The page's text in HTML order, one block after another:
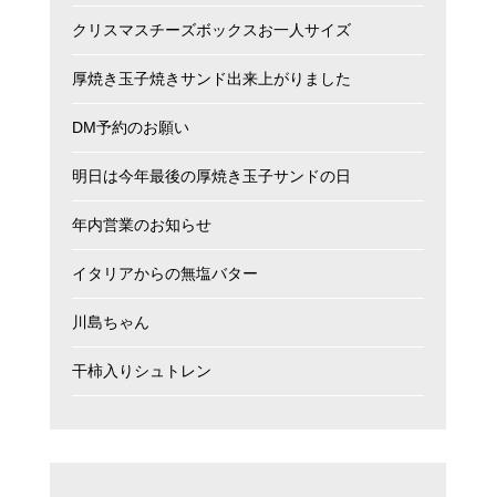
クリスマスチーズボックスお一人サイズ
厚焼き玉子焼きサンド出来上がりました
DM予約のお願い
明日は今年最後の厚焼き玉子サンドの日
年内営業のお知らせ
イタリアからの無塩バター
川島ちゃん
干柿入りシュトレン